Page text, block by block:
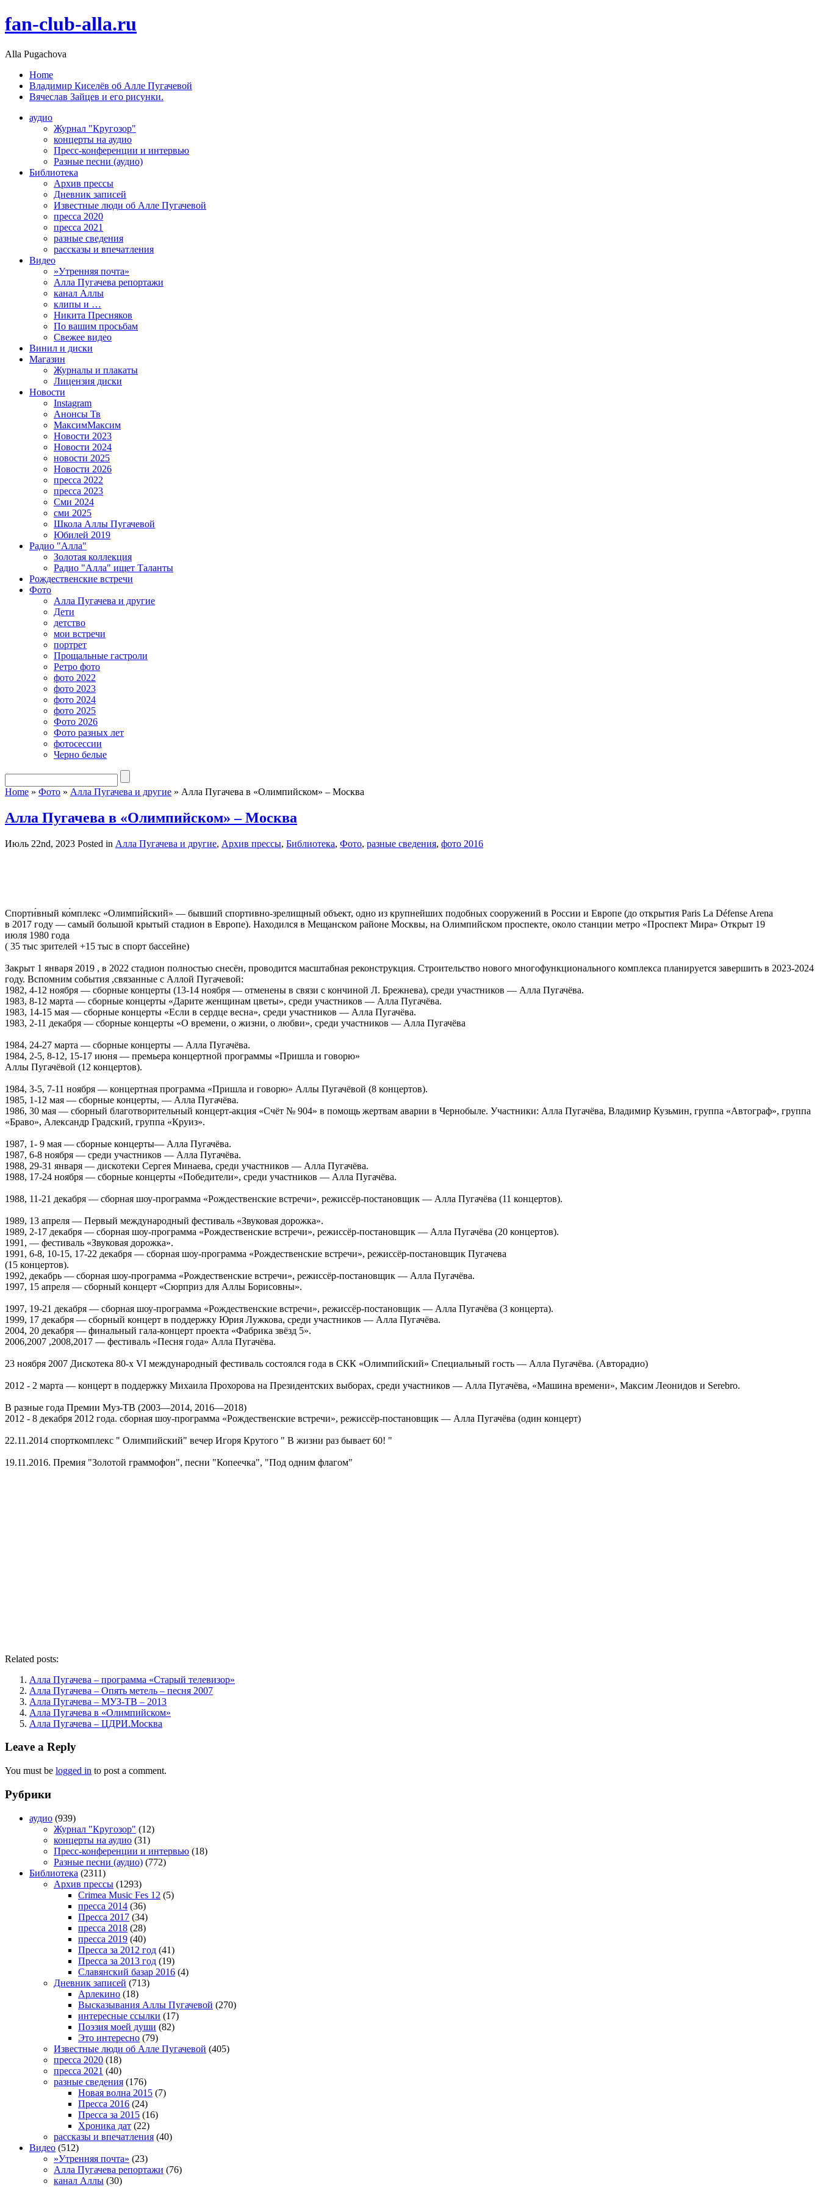
fan-club-alla.ru
Alla Pugachova
Home
Владимир Киселёв об Алле Пугачевой
Вячеслав Зайцев и его рисунки.
аудио
Журнал "Кругозор"
концерты на аудио
Пресс-конференции и интервью
Разные песни (аудио)
Библиотека
Архив прессы
Дневник записей
Известные люди об Алле Пугачевой
пресса 2020
пресса 2021
разные сведения
рассказы и впечатления
Видео
»Утренняя почта»
Алла Пугачева репортажи
канал Аллы
клипы и …
Никита Пресняков
По вашим просьбам
Свежее видео
Винил и диски
Магазин
Журналы и плакаты
Лицензия диски
Новости
Instagram
Анонсы Тв
МаксимМаксим
Новости 2023
Новости 2024
новости 2025
Новости 2026
пресса 2022
пресса 2023
Сми 2024
сми 2025
Школа Аллы Пугачевой
Юбилей 2019
Радио "Алла"
Золотая коллекция
Радио "Алла" ищет Таланты
Рождественские встречи
Фото
Алла Пугачева и другие
Дети
детство
мои встречи
портрет
Прощальные гастроли
Ретро фото
фото 2022
фото 2023
фото 2024
фото 2025
Фото 2026
Фото разных лет
фотосессии
Черно белые
Home » Фото » Алла Пугачева и другие » Алла Пугачева в «Олимпийском» – Москва
Алла Пугачева в «Олимпийском» – Москва
Июль 22nd, 2023 Posted in Алла Пугачева и другие, Архив прессы, Библиотека, Фото, разные сведения, фото 2016
Спорти́вный ко́мплекс «Олимпи́йский» — бывший спортивно-зрелищный объект, одно из крупнейших подобных сооружений в России и Европе (до открытия Paris La Défense Arena
в 2017 году — самый большой крытый стадион в Европе). Находился в Мещанском районе Москвы, на Олимпийском проспекте, около станции метро «Проспект Мира» Открыт 19
июля 1980 года
( 35 тыс зрителей +15 тыс в спорт бассейне)
Закрыт 1 января 2019 , в 2022 стадион полностью снесён, проводится масштабная реконструкция. Строительство нового многофункционального комплекса планируется завершить в 2023-2024
году. Вспомним события ,связанные с Аллой Пугачевой:
1982, 4-12 ноября — сборные концерты (13-14 ноября — отменены в связи с кончиной Л. Брежнева), среди участников — Алла Пугачёва.
1983, 8-12 марта — сборные концерты «Дарите женщинам цветы», среди участников — Алла Пугачёва.
1983, 14-15 мая — сборные концерты «Если в сердце весна», среди участников — Алла Пугачёва.
1983, 2-11 декабря — сборные концерты «О времени, о жизни, о любви», среди участников — Алла Пугачёва
1984, 24-27 марта — сборные концерты — Алла Пугачёва.
1984, 2-5, 8-12, 15-17 июня — премьера концертной программы «Пришла и говорю»
Аллы Пугачёвой (12 концертов).
1984, 3-5, 7-11 ноября — концертная программа «Пришла и говорю» Аллы Пугачёвой (8 концертов).
1985, 1-12 мая — сборные концерты, — Алла Пугачёва.
1986, 30 мая — сборный благотворительный концерт-акция «Счёт № 904» в помощь жертвам аварии в Чернобыле. Участники: Алла Пугачёва, Владимир Кузьмин, группа «Автограф», группа
«Браво», Александр Градский, группа «Круиз».
1987, 1- 9 мая — сборные концерты— Алла Пугачёва.
1987, 6-8 ноября — среди участников — Алла Пугачёва.
1988, 29-31 января — дискотеки Сергея Минаева, среди участников — Алла Пугачёва.
1988, 17-24 ноября — сборные концерты «Победители», среди участников — Алла Пугачёва.
1988, 11-21 декабря — сборная шоу-программа «Рождественские встречи», режиссёр-постановщик — Алла Пугачёва (11 концертов).
1989, 13 апреля — Первый международный фестиваль «Звуковая дорожка».
1989, 2-17 декабря — сборная шоу-программа «Рождественские встречи», режиссёр-постановщик — Алла Пугачёва (20 концертов).
1991, — фестиваль «Звуковая дорожка».
1991, 6-8, 10-15, 17-22 декабря — сборная шоу-программа «Рождественские встречи», режиссёр-постановщик Пугачева
(15 концертов).
1992, декабрь — сборная шоу-программа «Рождественские встречи», режиссёр-постановщик — Алла Пугачёва.
1997, 15 апреля — сборный концерт «Сюрприз для Аллы Борисовны».
1997, 19-21 декабря — сборная шоу-программа «Рождественские встречи», режиссёр-постановщик — Алла Пугачёва (3 концерта).
1999, 17 декабря — сборный концерт в поддержку Юрия Лужкова, среди участников — Алла Пугачёва.
2004, 20 декабря — финальный гала-концерт проекта «Фабрика звёзд 5».
2006,2007 ,2008,2017 — фестиваль «Песня года» Алла Пугачёва.
23 ноября 2007 Дискотека 80-х VI международный фестиваль состоялся года в СКК «Олимпийский» Специальный гость — Алла Пугачёва. (Авторадио)
2012 - 2 марта — концерт в поддержку Михаила Прохорова на Президентских выборах, среди участников — Алла Пугачёва, «Машина времени», Максим Леонидов и Serebro.
В разные года Премии Муз-ТВ (2003—2014, 2016—2018)
2012 - 8 декабря 2012 года. сборная шоу-программа «Рождественские встречи», режиссёр-постановщик — Алла Пугачёва (один концерт)
22.11.2014 спорткомплекс " Олимпийский" вечер Игоря Крутого " В жизни раз бывает 60! "
19.11.2016. Премия "Золотой граммофон", песни "Копеечка", "Под одним флагом"
Related posts:
Алла Пугачева – программа «Старый телевизор»
Алла Пугачева – Опять метель – песня 2007
Алла Пугачева – МУЗ-ТВ – 2013
Алла Пугачева в «Олимпийском»
Алла Пугачева – ЦДРИ.Москва
Leave a Reply
You must be logged in to post a comment.
Рубрики
аудио (939)
Журнал "Кругозор" (12)
концерты на аудио (31)
Пресс-конференции и интервью (18)
Разные песни (аудио) (772)
Библиотека (2311)
Архив прессы (1293)
Crimea Music Fes 12 (5)
пресса 2014 (36)
Пресса 2017 (34)
пресса 2018 (28)
пресса 2019 (40)
Пресса за 2012 год (41)
Пресса за 2013 год (19)
Славянский базар 2016 (4)
Дневник записей (713)
Арлекино (18)
Высказывания Аллы Пугачевой (270)
интересные ссылки (17)
Поэзия моей души (82)
Это интересно (79)
Известные люди об Алле Пугачевой (405)
пресса 2020 (18)
пресса 2021 (40)
разные сведения (176)
Новая волна 2015 (7)
Пресса 2016 (24)
Пресса за 2015 (16)
Хроника дат (22)
рассказы и впечатления (40)
Видео (512)
»Утренняя почта» (23)
Алла Пугачева репортажи (76)
канал Аллы (30)